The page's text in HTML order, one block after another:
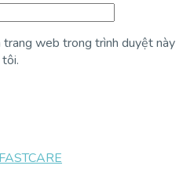
trang web trong trình duyệt này